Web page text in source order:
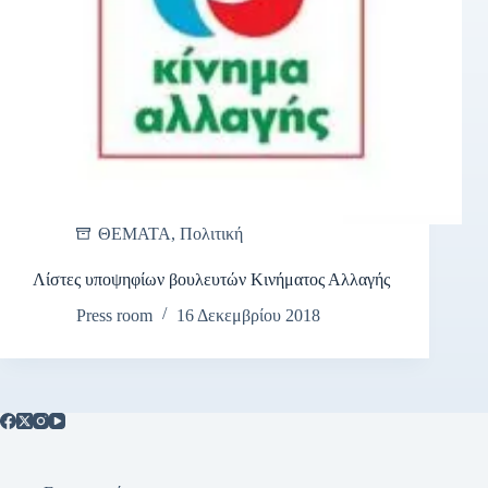
ΘΕΜΑΤΑ, Πολιτική
Λίστες υποψηφίων βουλευτών Κινήματος Αλλαγής
Press room
16 Δεκεμβρίου 2018